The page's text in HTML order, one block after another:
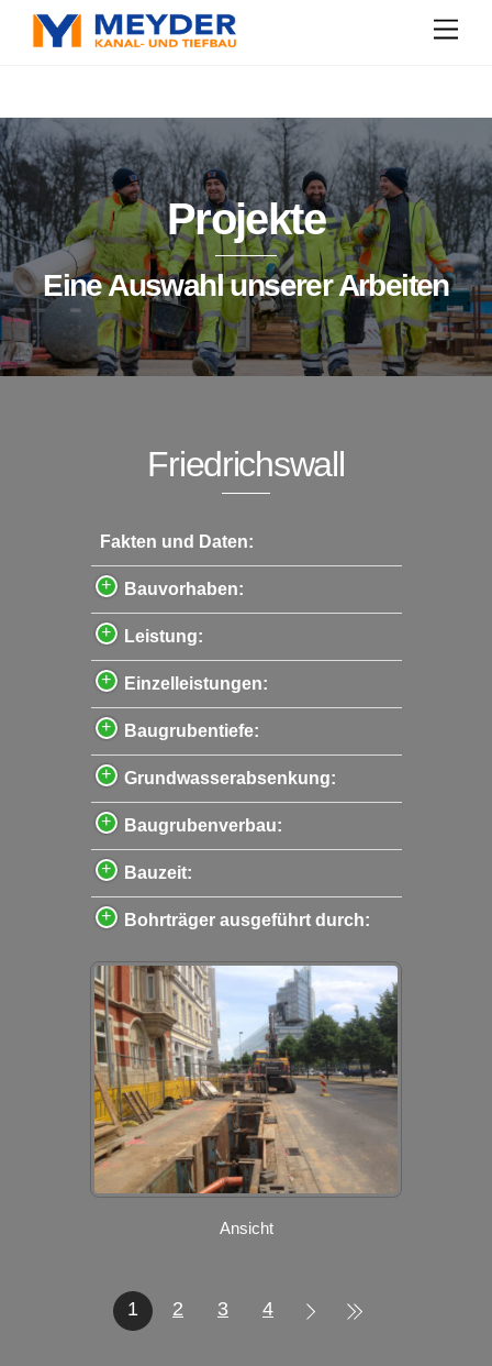
Skip
Projekte
Eine Auswahl unserer Arbeiten
Friedrichswall
Fakten und Daten:
Bauvorhaben:
Leistung:
Einzelleistungen:
Baugrubentiefe:
Grundwasserabsenkung:
Baugrubenverbau:
Bauzeit:
Bohrträger ausgeführt durch:
Ansicht
1 2 3 4